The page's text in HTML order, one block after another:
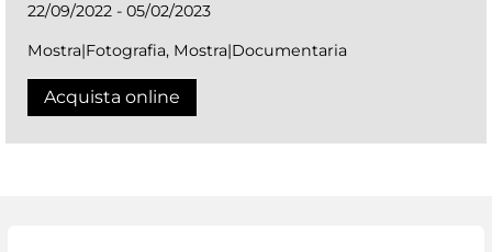
22/09/2022 - 05/02/2023
Mostra|Fotografia, Mostra|Documentaria
Acquista online